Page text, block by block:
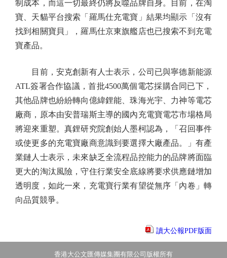
制成本，而這一切最終仍將反噬品牌自身。目前，在淘
寶、天貓平台搜索「羅馬仕充電寶」結果均顯示「沒有
找到相關寶貝」，羅馬仕京東旗艦店也已搜索不到充電
寶產品。
目前，安克創新有人士表示，公司已與寧德新能源
ATL簽署合作協議，首批4500萬個電芯採購合同已下，
其他品牌也紛紛轉向億緯鋰能、珠海光宇、力神等電芯
廠商，原本由安普瑞斯主導的國內充電寶電芯市場格局
將迎來重塑。真鋰研究院創始人墨柯認為，「召回事件
或使更多的充電寶廠商意識到要選擇大廠產品。」有產
業鏈人士表示，未來缺乏全流程品控能力的品牌將面臨
更大的淘汰風險，守住行業安全底線將要求供應鏈增加
透明度，如此一來，充電寶行業有望從無序「內卷」轉
向品質競爭。
讀大公報PDF版面
香港大公文匯傳媒集團有限公司版權所有